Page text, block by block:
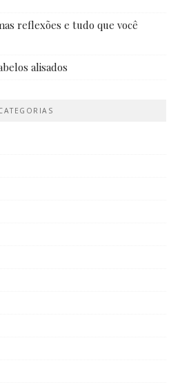
reflexões e tudo que você
alisados